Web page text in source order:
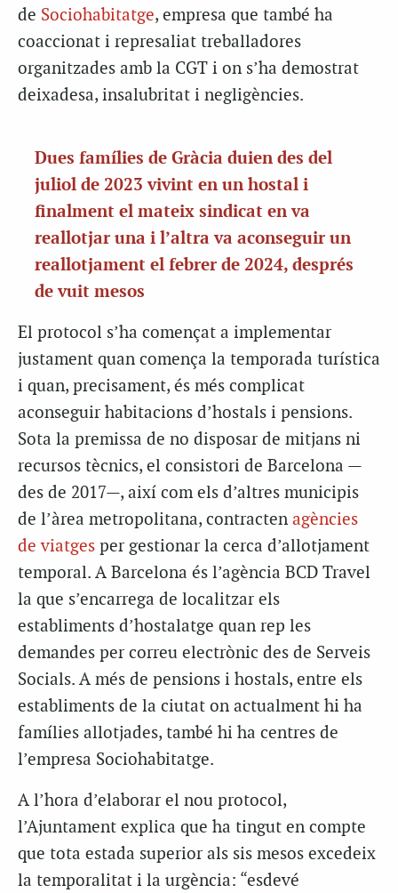
de Sociohabitatge, empresa que també ha
coaccionat i represaliat treballadores
organitzades amb la CGT i on s’ha demostrat
deixadesa, insalubritat i negligències.
Dues famílies de Gràcia duien des del
juliol de 2023 vivint en un hostal i
finalment el mateix sindicat en va
reallotjar una i l’altra va aconseguir un
reallotjament el febrer de 2024, després
de vuit mesos
El protocol s’ha començat a implementar
justament quan comença la temporada turística
i quan, precisament, és més complicat
aconseguir habitacions d’hostals i pensions.
Sota la premissa de no disposar de mitjans ni
recursos tècnics, el consistori de Barcelona —
des de 2017—, així com els d’altres municipis
de l’àrea metropolitana, contracten agències
de viatges per gestionar la cerca d’allotjament
temporal. A Barcelona és l’agència BCD Travel
la que s’encarrega de localitzar els
establiments d’hostalatge quan rep les
demandes per correu electrònic des de Serveis
Socials. A més de pensions i hostals, entre els
establiments de la ciutat on actualment hi ha
famílies allotjades, també hi ha centres de
l’empresa Sociohabitatge.
A l’hora d’elaborar el nou protocol,
l’Ajuntament explica que ha tingut en compte
que tota estada superior als sis mesos excedeix
la temporalitat i la urgència: “esdevé